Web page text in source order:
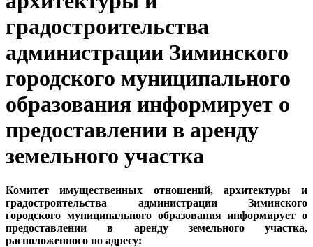
градостроительства
администрации Зиминского
городского муниципального
образования информирует о
предоставлении в аренду
земельного участка
Комитет имущественных отношений, архитектуры и
градостроительства администрации Зиминского
городского муниципального образования информирует о
предоставлении в аренду земельного участка,
расположенного по адресу: